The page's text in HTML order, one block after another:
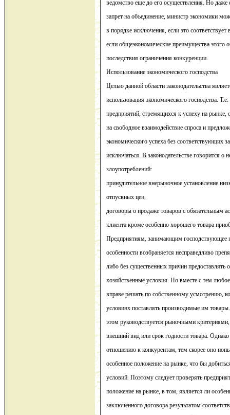
ведомство еще до его осуществления. Но даже
запрет на объединение, министр экономики
в порядке исключения, если это
если общеэкономические преимущества этого
последствия ограничения конкуренции.
Использование экономического господства
Целью данной области законодательства
использования экономического господства.
предприятий, стремящихся к успеху на рынке,
на свободное взаимодействие спроса и
экономического успеха без соответствующих
исключаться. В законодательстве говорится о
злоупотреблений:
принудительное внерыночное установление
отпускных цен,
договоры о продаже товаров с обязательным
клиента кроме особенно хорошего товара
Предприятиям, занимающим господствующее
особенности возбраняется несправедливо
либо без существенных причин
хозяйственные условия. Но вместе с тем
вправе решать по собственному усмотрению,
условиях поставлять производимые им
этом руководствуется рыночными
внешний вид или срок годности товара.
отношению к конкурентам, тем скорее оно
особенное положение на рынке, что бы
условий. Поэтому следует проверять
положение на рынке, в том, является ли
заключенного договора результатом